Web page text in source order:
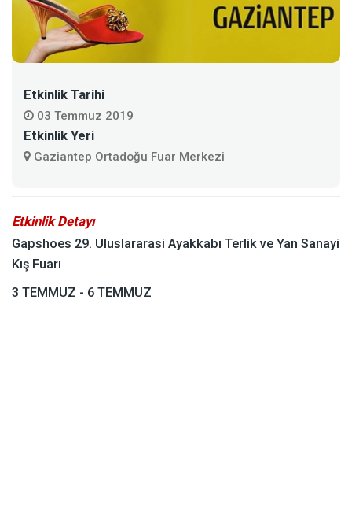
Etkinlik Tarihi
03 Temmuz 2019
Etkinlik Yeri
Gaziantep Ortadoğu Fuar Merkezi
Etkinlik Detayı
Gapshoes 29. Uluslararasi Ayakkabı Terlik ve Yan Sanayi
Kış Fuarı
3 TEMMUZ - 6 TEMMUZ